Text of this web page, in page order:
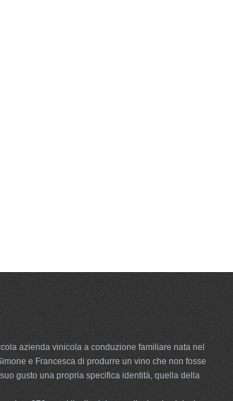
azienda vinicola a conduzione familiare nata nel
e Francesca di produrre un vino che non fosse
gusto una propria specifica identità, quella della